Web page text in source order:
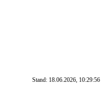
Stand: 18.06.2026, 10:29:56